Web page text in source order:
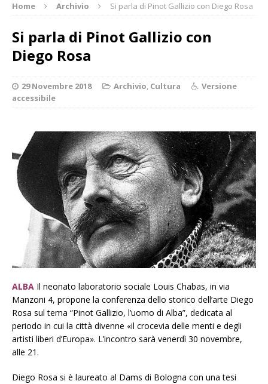
Home Archivio Si parla di Pinot Gallizio con Diego Rosa
Si parla di Pinot Gallizio con
Diego Rosa
29 Novembre 2018 Archivio, Cultura
Versione
accessibile
ALBA Il neonato laboratorio sociale Louis Chabas, in via
Manzoni 4, propone la conferenza dello storico dell’arte Diego
Rosa sul tema “Pinot Gallizio, l’uomo di Alba”, dedicata al
periodo in cui la città divenne «il crocevia delle menti e degli
artisti liberi d’Europa». L’incontro sarà venerdì 30 novembre,
alle 21.
Diego Rosa si è laureato al Dams di Bologna con una tesi